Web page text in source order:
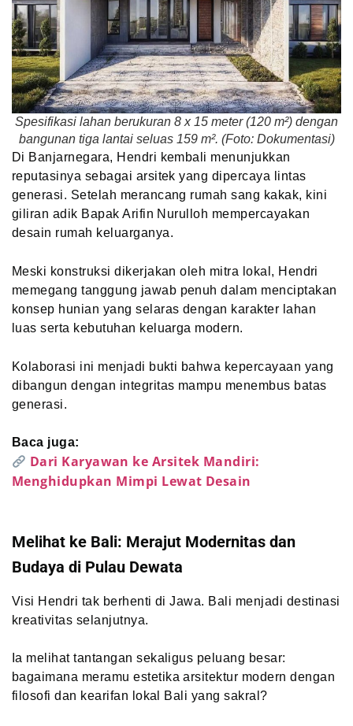
Spesifikasi lahan berukuran 8 x 15 meter (120 m²) dengan
bangunan tiga lantai seluas 159 m². (Foto: Dokumentasi)
Di Banjarnegara, Hendri kembali menunjukkan
reputasinya sebagai arsitek yang dipercaya lintas
generasi. Setelah merancang rumah sang kakak, kini
giliran adik Bapak Arifin Nurulloh mempercayakan
desain rumah keluarganya.
Meski konstruksi dikerjakan oleh mitra lokal, Hendri
memegang tanggung jawab penuh dalam menciptakan
konsep hunian yang selaras dengan karakter lahan
luas serta kebutuhan keluarga modern.
Kolaborasi ini menjadi bukti bahwa kepercayaan yang
dibangun dengan integritas mampu menembus batas
generasi.
Baca juga:
Dari Karyawan ke Arsitek Mandiri:
Menghidupkan Mimpi Lewat Desain
Melihat ke Bali: Merajut Modernitas dan
Budaya di Pulau Dewata
Visi Hendri tak berhenti di Jawa. Bali menjadi destinasi
kreativitas selanjutnya.
Ia melihat tantangan sekaligus peluang besar:
bagaimana meramu estetika arsitektur modern dengan
filosofi dan kearifan lokal Bali yang sakral?